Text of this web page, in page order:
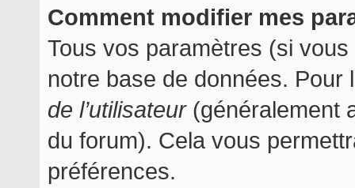
Comment modifier mes
Tous vos paramètres (si
notre base de données.
de l’utilisateur(généralement
du forum). Cela vous
préférences.